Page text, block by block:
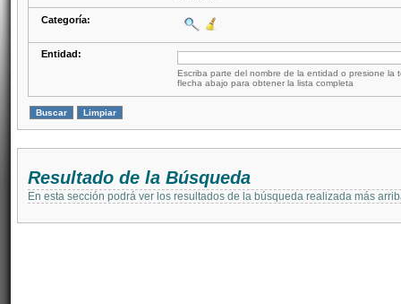
Categoría:
Entidad:
Escriba parte del nombre de la entidad o presione la
flecha abajo para obtener la lista completa
Resultado de la Búsqueda
En esta sección podrá ver los resultados de la búsqueda realizada más